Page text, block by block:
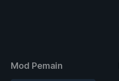
Mod Pemain